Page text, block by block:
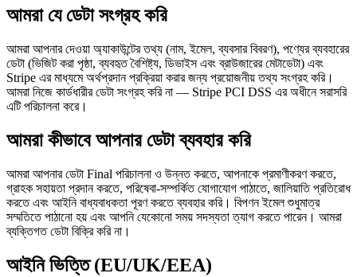
Flows
Hardware Pricing
ব্যবসায়ীদের জন্যBuild a custom POS for your business
পুনর্বিক্রেতাদের জন্যLaunch and monetize a branded POS
service flows
হ্যান্ডহেল্ড চেকআউটCheckout anywhere on the floor
Resources
Final সম্পর্কে
নোটসWhat's new in our latest release
আমরা যে ডেটা সংগ্রহ করি
আমরা আপনার দেওয়া অ্যাকাউন্টের তথ্য (নাম, ইমেল, ব্যবসার বিবরণ), পণ্যের ব্যবহারের
ডেটা (ভিজিট করা পৃষ্ঠা, ব্যবহৃত বৈশিষ্ট্য, ডিভাইস এবং ব্রাউজারের মেটাডেটা) এবং
Stripe এর মাধ্যমে অর্থপ্রদান প্রক্রিয়া করার জন্য প্রয়োজনীয় তথ্য সংগ্রহ করি।
আমরা নিজে কার্ডধারীর ডেটা সংগ্রহ করি না — Stripe PCI DSS এর অধীনে সরাসরি
এটি পরিচালনা করে।
আমরা কীভাবে আপনার ডেটা ব্যবহার করি
আমরা আপনার ডেটা Final পরিচালনা ও উন্নত করতে, আপনাকে প্রমাণীকরণ করতে,
গ্রাহক সহায়তা প্রদান করতে, পরিষেবা-সম্পর্কিত যোগাযোগ পাঠাতে, জালিয়াতি প্রতিরোধ
করতে এবং আইনি বাধ্যবাধকতা পূরণ করতে ব্যবহার করি। বিপণন ইমেল শুধুমাত্র
সম্মতিতে পাঠানো হয় এবং আপনি যেকোনো সময় সদস্যতা ত্যাগ করতে পারেন। আমরা
ব্যক্তিগত ডেটা বিক্রি করি না।
আইনি ভিত্তি (EU/UK/EEA)